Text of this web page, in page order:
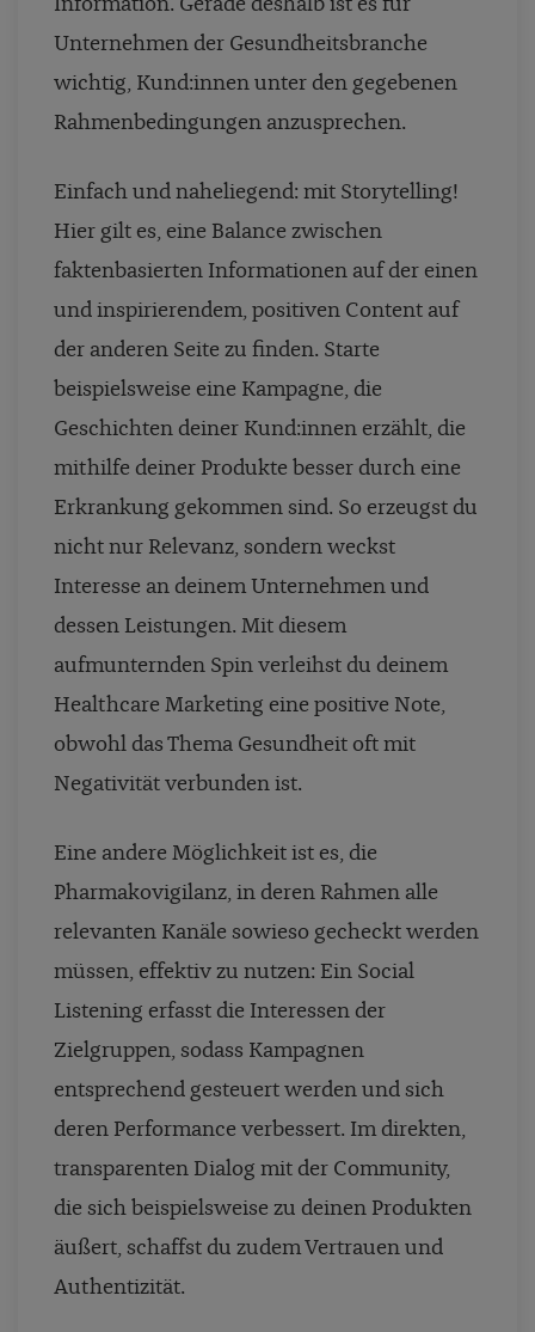
Unternehmen der Gesundheitsbranche
wichtig, Kund:innen unter den gegebenen
Rahmenbedingungen anzusprechen.
Einfach und naheliegend: mit Storytelling!
Hier gilt es, eine Balance zwischen
faktenbasierten Informationen auf der einen
und inspirierendem, positiven Content auf
der anderen Seite zu finden. Starte
beispielsweise eine Kampagne, die
Geschichten deiner Kund:innen erzählt, die
mithilfe deiner Produkte besser durch eine
Erkrankung gekommen sind. So erzeugst du
nicht nur Relevanz, sondern weckst
Interesse an deinem Unternehmen und
dessen Leistungen. Mit diesem
aufmunternden Spin verleihst du deinem
Healthcare Marketing eine positive Note,
obwohl das Thema Gesundheit oft mit
Negativität verbunden ist.
Eine andere Möglichkeit ist es, die
Pharmakovigilanz, in deren Rahmen alle
relevanten Kanäle sowieso gecheckt werden
müssen, effektiv zu nutzen: Ein Social
Listening erfasst die Interessen der
Zielgruppen, sodass Kampagnen
entsprechend gesteuert werden und sich
deren Performance verbessert. Im direkten,
transparenten Dialog mit der Community,
die sich beispielsweise zu deinen Produkten
äußert, schaffst du zudem Vertrauen und
Authentizität.